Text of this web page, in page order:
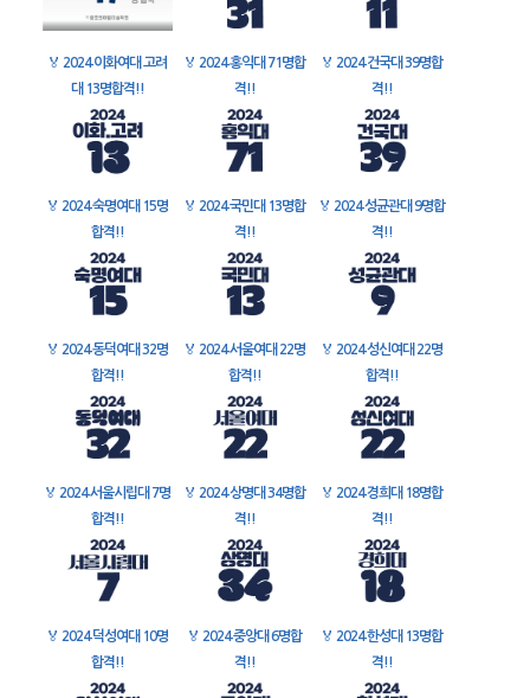
🏅 2024 이화여대 고려
대 13명합격!!
🏅 2024 홍익대 71명합
격!!
🏅 2024 건국대 39명합
격!!
🏅 2024 숙명여대 15명
합격!!
🏅 2024 국민대 13명합
격!!
🏅 2024 성균관대 9명합
격!!
🏅 2024 동덕여대 32명
합격!!
🏅 2024 서울여대 22명
합격!!
🏅 2024 성신여대 22명
합격!!
🏅 2024 서울시립대 7명
합격!!
🏅 2024 상명대 34명합
격!!
🏅 2024 경희대 18명합
격!!
🏅 2024 덕성여대 10명
합격!!
🏅 2024 중앙대 6명합
격!!
🏅 2024 한성대 13명합
격!!